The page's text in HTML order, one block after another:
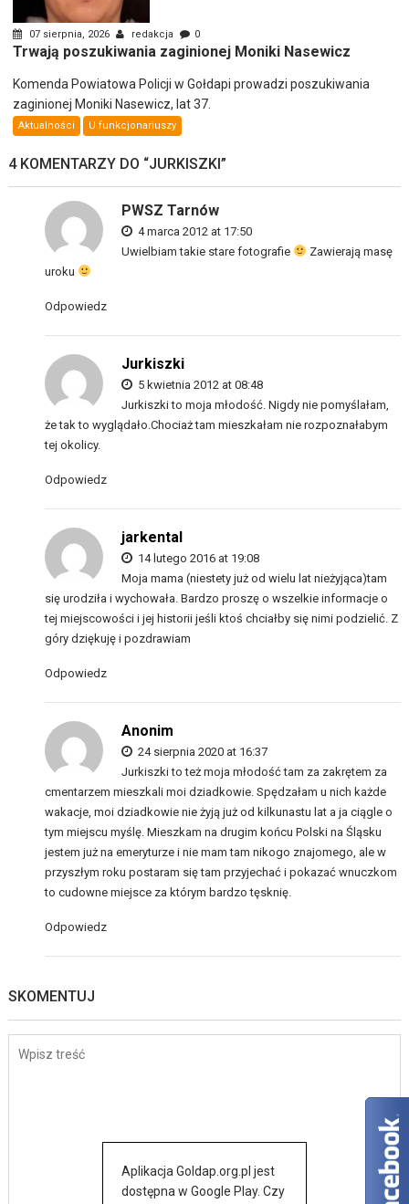
07 sierpnia, 2026 redakcja 0
Trwają poszukiwania zaginionej Moniki Nasewicz
Komenda Powiatowa Policji w Gołdapi prowadzi poszukiwania
zaginionej Moniki Nasewicz, lat 37.
Aktualności U funkcjonariuszy
4 KOMENTARZY DO “JURKISZKI”
PWSZ Tarnów
4 marca 2012 at 17:50
Uwielbiam takie stare fotografie
Zawierają masę
uroku
Odpowiedz
Jurkiszki
5 kwietnia 2012 at 08:48
Jurkiszki to moja młodość. Nigdy nie pomyślałam,
że tak to wyglądało.Chociaż tam mieszkałam nie rozpoznałabym
tej okolicy.
Odpowiedz
jarkental
14 lutego 2016 at 19:08
Moja mama (niestety już od wielu lat nieżyjąca)tam
się urodziła i wychowała. Bardzo proszę o wszelkie informacje o
tej miejscowości i jej historii jeśli ktoś chciałby się nimi podzielić. Z
góry dziękuję i pozdrawiam
Odpowiedz
Anonim
24 sierpnia 2020 at 16:37
Jurkiszki to też moja młodość tam za zakrętem za
cmentarzem mieszkali moi dziadkowie. Spędzałam u nich każde
wakacje, moi dziadkowie nie żyją już od kilkunastu lat a ja ciągle o
tym miejscu myślę. Mieszkam na drugim końcu Polski na Śląsku
jestem już na emeryturze i nie mam tam nikogo znajomego, ale w
przyszłym roku postaram się tam przyjechać i pokazać wnuczkom
to cudowne miejsce za którym bardzo tęsknię.
Odpowiedz
SKOMENTUJ
Aplikacja Goldap.org.pl jest
dostępna w Google Play. Czy